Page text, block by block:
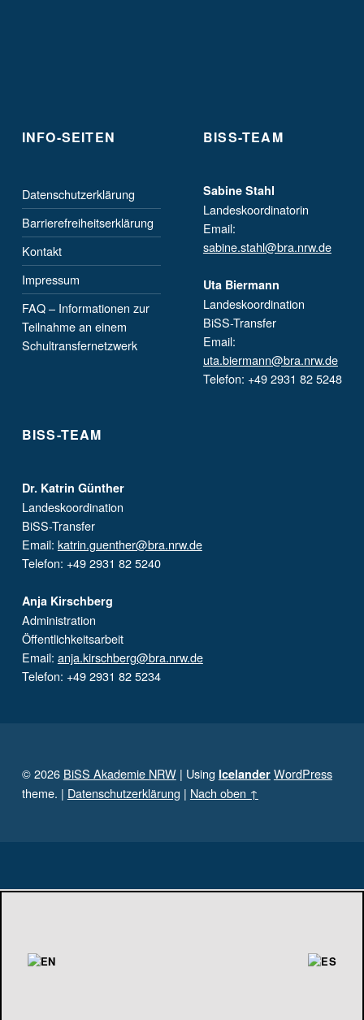
INFO-SEITEN
Datenschutzerklärung
Barrierefreiheitserklärung
Kontakt
Impressum
FAQ – Informationen zur
Teilnahme an einem
Schultransfernetzwerk
BISS-TEAM
Sabine Stahl
Landeskoordinatorin
Email:
sabine.stahl@bra.nrw.de
Uta Biermann
Landeskoordination
BiSS-Transfer
Email:
uta.biermann@bra.nrw.de
Telefon: +49 2931 82 5248
BISS-TEAM
Dr. Katrin Günther
Landeskoordination
BiSS-Transfer
Email: katrin.guenther@bra.nrw.de
Telefon: +49 2931 82 5240
Anja Kirschberg
Administration
Öffentlichkeitsarbeit
Email: anja.kirschberg@bra.nrw.de
Telefon: +49 2931 82 5234
© 2026 BiSS Akademie NRW | Using Icelander WordPress
theme. | Datenschutzerklärung | Nach oben ↑